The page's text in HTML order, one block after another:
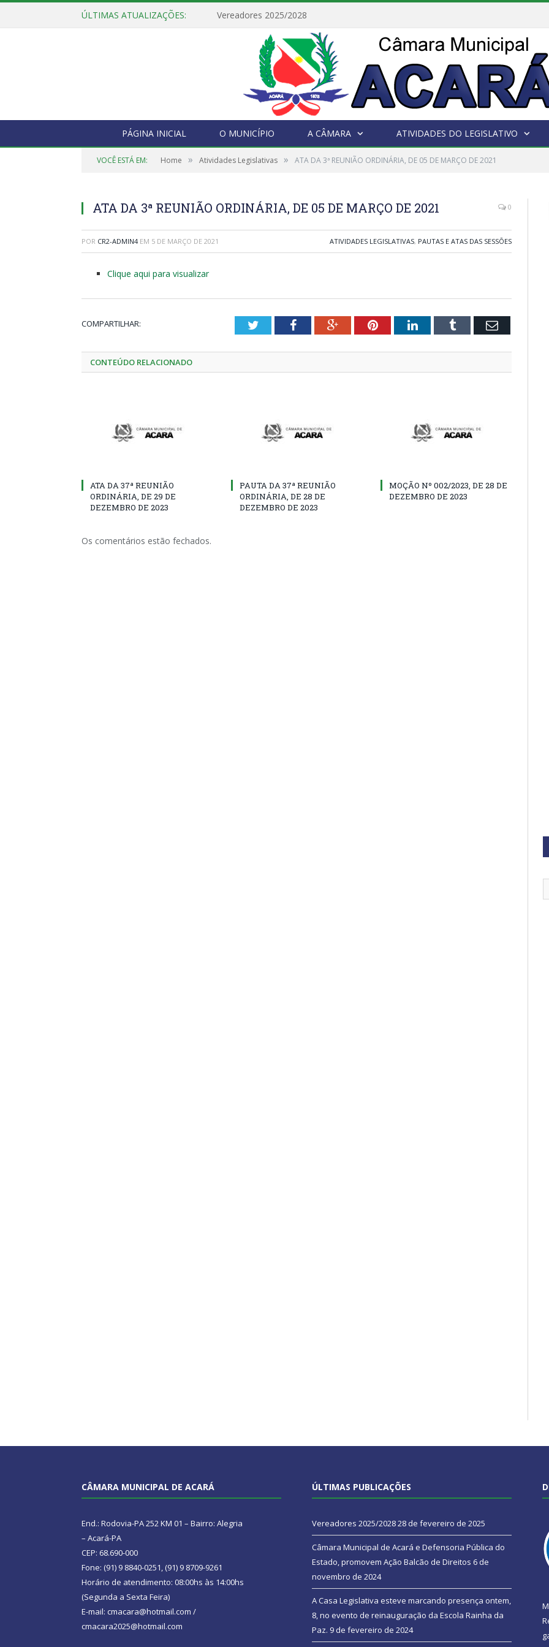
ÚLTIMAS ATUALIZAÇÕES: Vereadores 2025/2028
PÁGINA INICIAL O MUNICÍPIO A CÂMARA ATIVIDADES DO LEGISLATIVO
VOCÊ ESTÁ EM: Home » Atividades Legislativas » ATA DA 3ª REUNIÃO ORDINÁRIA, DE 05 DE MARÇO DE 2021
ATA DA 3ª REUNIÃO ORDINÁRIA, DE 05 DE MARÇO DE 2021 0
POR CR2-ADMIN4 EM 5 DE MARÇO DE 2021 ATIVIDADES LEGISLATIVAS, PAUTAS E ATAS DAS SESSÕES
Clique aqui para visualizar
COMPARTILHAR: TwitterFacebookGoogle+PinterestLinkedInTumblr Email
CONTEÚDO RELACIONADO
ATA DA 37ª REUNIÃO
ORDINÁRIA, DE 29 DE
DEZEMBRO DE 2023
PAUTA DA 37ª REUNIÃO
ORDINÁRIA, DE 28 DE
DEZEMBRO DE 2023
MOÇÃO Nº 002/2023, DE 28 DE
DEZEMBRO DE 2023
Os comentários estão fechados.
CÂMARA MUNICIPAL DE ACARÁ
End.: Rodovia-PA 252 KM 01 – Bairro: Alegria
– Acará-PA
CEP: 68.690-000
Fone: (91) 9 8840-0251, (91) 9 8709-9261
Horário de atendimento: 08:00hs às 14:00hs
(Segunda a Sexta Feira)
E-mail: cmacara@hotmail.com /
cmacara2025@hotmail.com
ÚLTIMAS PUBLICAÇÕES
Vereadores 2025/202828 de fevereiro de 2025
Câmara Municipal de Acará e Defensoria Pública do
Estado, promovem Ação Balcão de Direitos 6 de
novembro de 2024
A Casa Legislativa esteve marcando presença ontem,
8, no evento de reinauguração da Escola Rainha da
Paz. 9 de fevereiro de 2024